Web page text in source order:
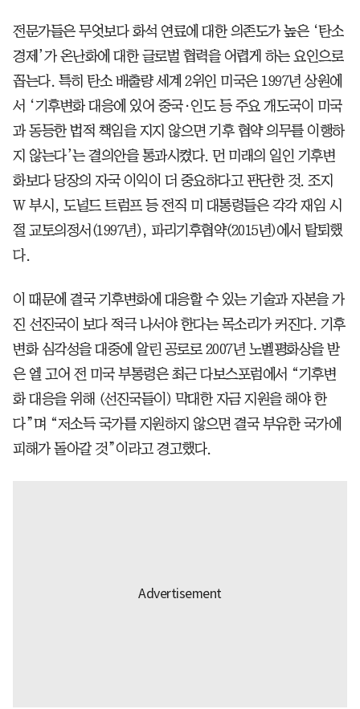
전문가들은 무엇보다 화석 연료에 대한 의존도가 높은 ‘탄소
경제’가 온난화에 대한 글로벌 협력을 어렵게 하는 요인으로
꼽는다. 특히 탄소 배출량 세계 2위인 미국은 1997년 상원에
서 ‘기후변화 대응에 있어 중국·인도 등 주요 개도국이 미국
과 동등한 법적 책임을 지지 않으면 기후 협약 의무를 이행하
지 않는다’는 결의안을 통과시켰다. 먼 미래의 일인 기후변
화보다 당장의 자국 이익이 더 중요하다고 판단한 것. 조지
W 부시, 도널드 트럼프 등 전직 미 대통령들은 각각 재임 시
절 교토의정서(1997년), 파리기후협약(2015년)에서 탈퇴했
다.
이 때문에 결국 기후변화에 대응할 수 있는 기술과 자본을 가
진 선진국이 보다 적극 나서야 한다는 목소리가 커진다. 기후
변화 심각성을 대중에 알린 공로로 2007년 노벨평화상을 받
은 엘 고어 전 미국 부통령은 최근 다보스포럼에서 “기후변
화 대응을 위해 (선진국들이) 막대한 자금 지원을 해야 한
다”며 “저소득 국가를 지원하지 않으면 결국 부유한 국가에
피해가 돌아갈 것”이라고 경고했다.